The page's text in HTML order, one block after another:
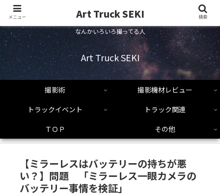
なんかいろいろ撮ってる人
Art Truck SEKI
撮影術
撮影機材レビュー
トラックイベント
トラック関連
ＴＯＰ
その他
【ミラーレスはバッテリーの持ちが悪
い？】問題 「ミラーレス一眼カメラの
バッテリー事情を検証」
メニュー Art Truck SEKI 検索